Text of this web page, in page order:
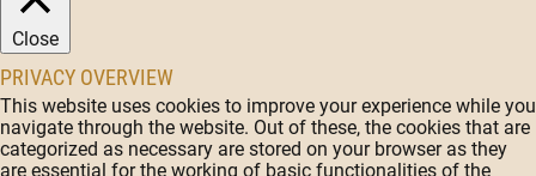
Close
PRIVACY OVERVIEW
This website uses cookies to improve your experience while you
navigate through the website. Out of these, the cookies that are
categorized as necessary are stored on your browser as they
are essential for the working of basic functionalities of the